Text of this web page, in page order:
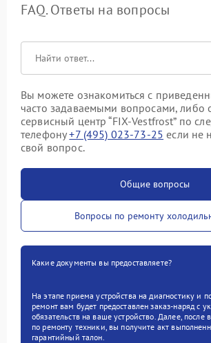
FAQ. Ответы на вопросы
Вы можете ознакомиться с
часто задаваемыми вопросами, либо
сервисный центр “FIX-Vestfrost” по
телефону+7 (495) 023-73-25 если не
свой вопрос.
Общие вопросы
Вопросы по ремонту
Какие документы вы предоставляете?
На этапе приема устройства на диагностику и
ремонт вам будет предоставлен заказ-наряд с
обязательств на ваше устройство. Далее, после
по ремонту техники, вы получите акт
гарантийный талон.